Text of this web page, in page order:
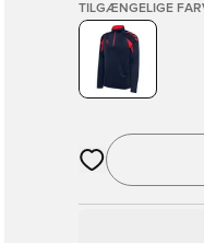
TILGÆNGELIGE
Åbner en